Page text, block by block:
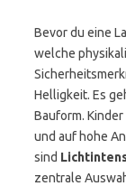
Bevor du eine
welche
Helligkeit. Es
Bauform.
und auf hohe
sind
zentrale